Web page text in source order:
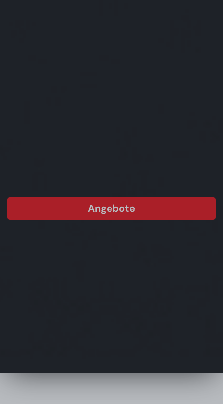
Angebote